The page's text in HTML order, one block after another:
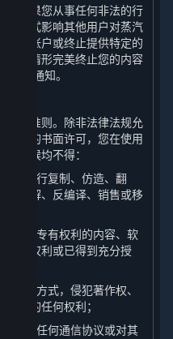
。如果您从事任何非法的行
他方式影响其他用户对蒸汽
您的帐户或终止提供特定的
上述情形完美终止您的内容
发出通知。
行为准则。除非法律法规允
世界的书面许可，您在使用
何时候均不得：
务进行复制、仿造、翻
、拆解、反编译、销售或移
人享有专有权利的内容、软
应的权利或已得到充分授
息的方式，侵犯著作权、
他方的任何权利；
能中的任何通信协议或对其